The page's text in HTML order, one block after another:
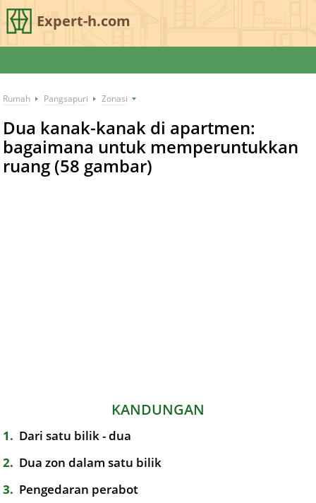
Expert-h.com
Rumah Pangsapuri Zonasi
Dua kanak-kanak di apartmen:
bagaimana untuk memperuntukkan
ruang (58 gambar)
KANDUNGAN
1
Dari satu bilik - dua
2
Dua zon dalam satu bilik
3
Pengedaran perabot